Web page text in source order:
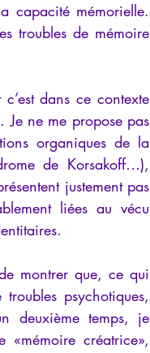
capacité mémorielle.
troubles de mémoire
dans ce contexte
Je ne me propose pas
organiques de la
de Korsakoff…),
justement pas
liées au vécu
montrer que, ce qui
psychotiques,
deuxième temps, je
créatrice»,